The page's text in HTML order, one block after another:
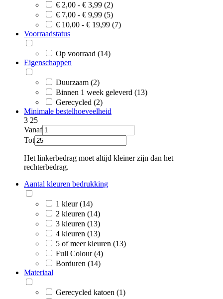
€ 2,00 - € 3,99 (2)
€ 7,00 - € 9,99 (5)
€ 10,00 - € 19,99 (7)
Voorraadstatus
Op voorraad (14)
Eigenschappen
Duurzaam (2)
Binnen 1 week geleverd (13)
Gerecycled (2)
Minimale bestelhoeveelheid
3 25
Vanaf
Tot
Het linkerbedrag moet altijd kleiner zijn dan het
rechterbedrag.
Aantal kleuren bedrukking
1 kleur (14)
2 kleuren (14)
3 kleuren (13)
4 kleuren (13)
5 of meer kleuren (13)
Full Colour (4)
Borduren (14)
Materiaal
Gerecycled katoen (1)